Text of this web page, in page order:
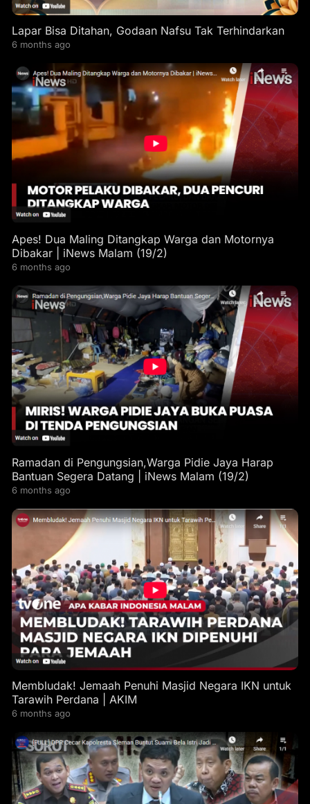
Lapar Bisa Ditahan, Godaan Nafsu Tak Terhindarkan
6 months ago
Apes! Dua Maling Ditangkap Warga dan Motornya
Dibakar | iNews Malam (19/2)
6 months ago
Ramadan di Pengungsian,Warga Pidie Jaya Harap
Bantuan Segera Datang | iNews Malam (19/2)
6 months ago
Membludak! Jemaah Penuhi Masjid Negara IKN untuk
Tarawih Perdana | AKIM
6 months ago